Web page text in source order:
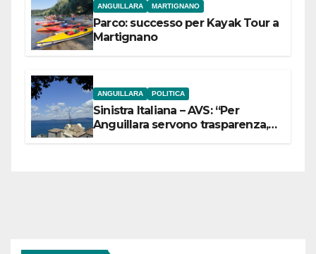
ANGUILLARA MARTIGNANO
Parco: successo per Kayak Tour a
Martignano
ANGUILLARA POLITICA
Sinistra Italiana – AVS: “Per
Anguillara servono trasparenza,